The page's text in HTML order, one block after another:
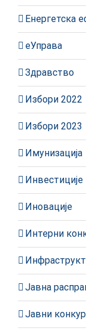
Енергетска
еУправа
Здравство
Избори 2022
Избори 2023
Имунизација
Инвестиције
Иновације
Интерни
Јавна
Јавни